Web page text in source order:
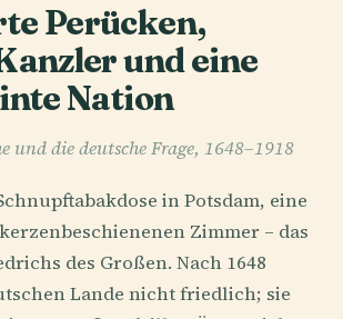
Perücken,
und eine
Nation
und die deutsche Frage, 1648–1918
in Potsdam, eine
Zimmer – das
des Großen. Nach 1648
Lande nicht friedlich; sie